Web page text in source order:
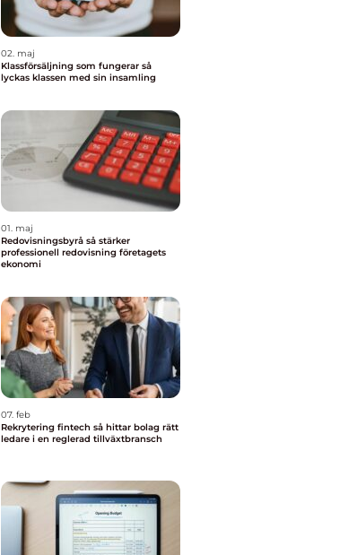
02. maj
Klassförsäljning som fungerar så
lyckas klassen med sin insamling
01. maj
Redovisningsbyrå så stärker
professionell redovisning företagets
ekonomi
07. feb
Rekrytering fintech så hittar bolag rätt
ledare i en reglerad tillväxtbransch